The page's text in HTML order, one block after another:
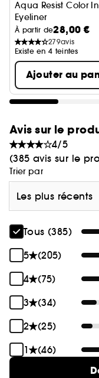
Aqua Resist Color
Eyeliner
À partir de28,00 €
279avis
Existe en 4 teintes
Ajouter au
Avis sur le
4/5
(385 avis sur le
Trier par
Les plus récents
Tous (385)
5
(205)
4
(75)
3
(34)
2
(25)
1
(46)